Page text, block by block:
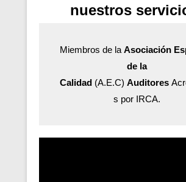
nuestros
Miembros de la Asociación
de la
Calidad(A.E.C) Auditores
s por IRCA.